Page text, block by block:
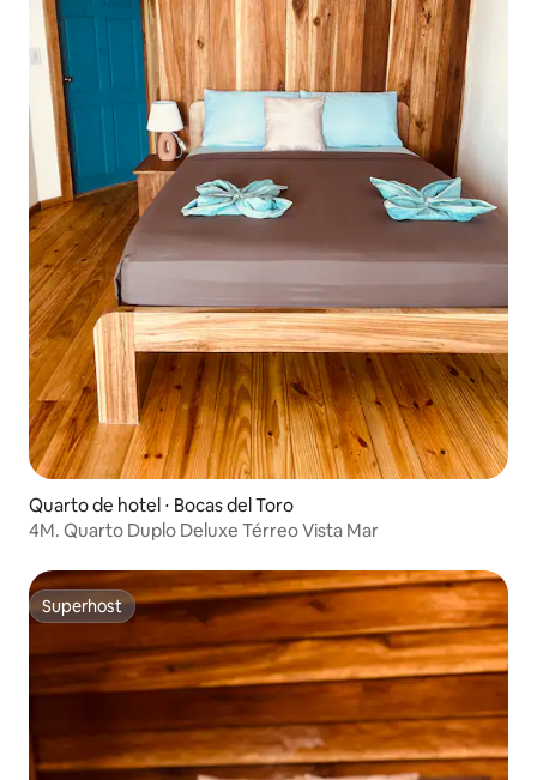
Quarto de hotel ⋅ Bocas del Toro
4M. Quarto Duplo Deluxe Térreo Vista Mar
Superhost
Superhost